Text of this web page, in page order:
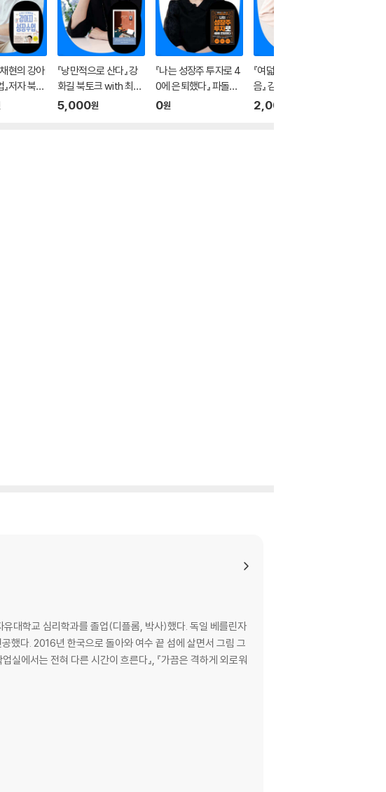
현의 강아
저자 북토
『낭만적으로 산다』 강
화길 북토크 with 최지
은 (사회)
5,000원
『나는 성장주 투자로 4
0에 은퇴했다』 파돌댁
온라인 북토크
0원
『여덟살 손글씨 첫걸
음』 김해선 선생님과 손
글씨 연습
2,000
대학교 심리학과를 졸업(디플롬, 박사)했다. 독일 베를린자
했다. 2016년 한국으로 돌아와 여수 끝 섬에 살면서 그림 그
실에서는 전혀 다른 시간이 흐른다』, 『가끔은 격하게 외로워